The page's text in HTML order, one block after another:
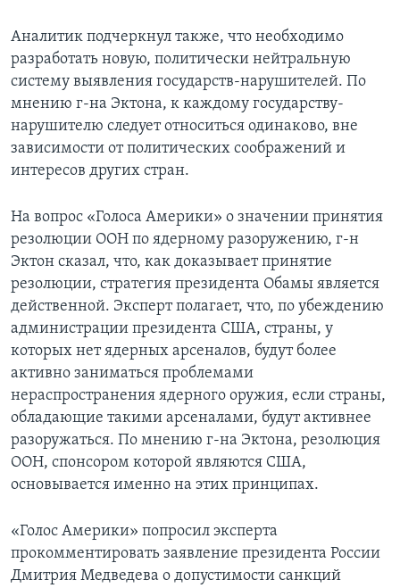
Аналитик подчеркнул также, что необходимо
разработать новую, политически нейтральную
систему выявления государств-нарушителей. По
мнению г-на Эктона, к каждому государству-
нарушителю следует относиться одинаково, вне
зависимости от политических соображений и
интересов других стран.
На вопрос «Голоса Америки» о значении принятия
резолюции ООН по ядерному разоружению, г-н
Эктон сказал, что, как доказывает принятие
резолюции, стратегия президента Обамы является
действенной. Эксперт полагает, что, по убеждению
администрации президента США, страны, у
которых нет ядерных арсеналов, будут более
активно заниматься проблемами
нераспространения ядерного оружия, если страны,
обладающие такими арсеналами, будут активнее
разоружаться. По мнению г-на Эктона, резолюция
ООН, спонсором которой являются США,
основывается именно на этих принципах.
«Голос Америки» попросил эксперта
прокомментировать заявление президента России
Дмитрия Медведева о допустимости санкций